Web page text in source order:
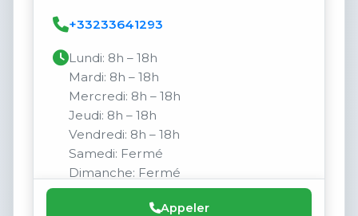
+33233641293
Lundi: 8h – 18h
Mardi: 8h – 18h
Mercredi: 8h – 18h
Jeudi: 8h – 18h
Vendredi: 8h – 18h
Samedi: Fermé
Dimanche: Fermé
Appeler